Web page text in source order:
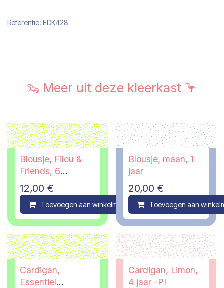
Referentie: EDK428
🦦 Meer uit deze kleerkast 🦩
Blousje, Filou &
Friends, 6
maanden
12,00 €
Toevoegen aan winkelmandje Compare
Blousje, maan, 1
jaar
20,00 €
Toevoegen aan
Cardigan,
Essentiel
Cardigan, Limon,
4 jaar -PI